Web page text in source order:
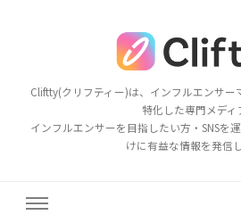
Cliftty(クリフティー)は、インフルエンサー
特化した専門メディ
インフルエンサーを目指したい方・SNSを
けに有益な情報を発信し